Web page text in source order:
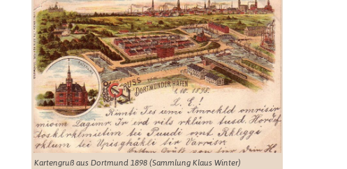
Kartengruß aus Dortmund 1898 (Sammlung Klaus Winter)